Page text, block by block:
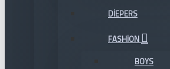
DIEPERS
FASHION
BOYS